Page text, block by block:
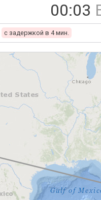
00:03
c задержкой в 4 мин.